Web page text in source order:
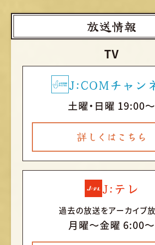
放送情報
TV
J:COMチャン
土曜・日曜 19:00～
詳しくはこちら
J:テレ
過去の放送をアーカイブ
月曜〜金曜 6:00～